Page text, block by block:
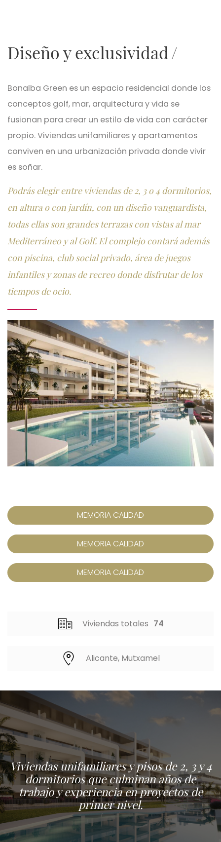
Diseño y exclusividad
Bonalba Green es un espacio residencial donde los
conceptos golf, mar, arquitectura y vida se
fusionan para crear un estilo de vida con carácter
propio. Viviendas unifamiliares y apartamentos
conviven en una urbanización privada donde vivir
es soñar.
Podrás elegir entre viviendas de 2, 3 o 4 dormitorios,
en altura o con jardín, con un diseño vanguardista,
todas ellas son grandes terrazas con vistas al mar
Mediterráneo y al Golf. El complejo contará además
con piscina, club social privado, área de juegos
infantiles y zonas de recreo donde disfrutar de los
tiempos de ocio.
Imagen
MEMORIA CALIDAD
MEMORIA CALIDAD
MEMORIA CALIDAD
Viviendas totales 74
Alicante, Mutxamel
Viviendas unifamiliares y pisos de 2, 3 y 4
dormitorios que culminan años de
trabajo y experiencia en proyectos de
primer nivel.